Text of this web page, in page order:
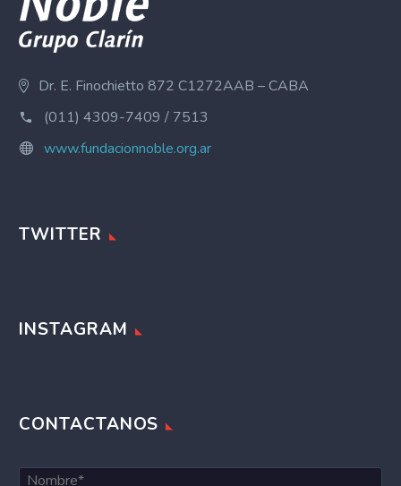
Dr. E. Finochietto 872 C1272AAB – CABA
(011) 4309-7409 / 7513
www.fundacionnoble.org.ar
TWITTER
INSTAGRAM
CONTACTANOS